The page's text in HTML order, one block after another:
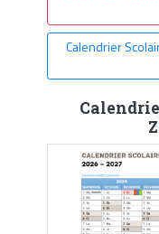
Calendrier